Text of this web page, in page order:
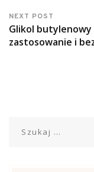
NEXT POST
Glikol butylenowy
zastosowanie i